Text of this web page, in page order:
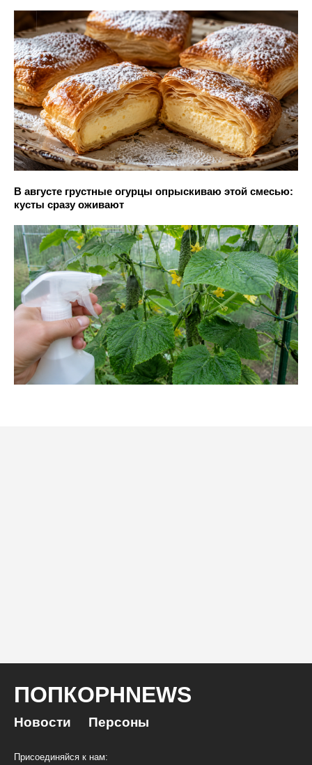
В августе грустные огурцы опрыскиваю этой смесью:
кусты сразу оживают
ПОПКОРНNEWS
Новости Персоны
Присоединяйся к нам: